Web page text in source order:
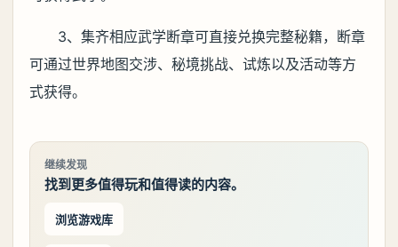
3、集齐相应武学断章可直接兑换完整秘籍，断章
可通过世界地图交涉、秘境挑战、试炼以及活动等方
式获得。
继续发现
找到更多值得玩和值得读的内容。
浏览游戏库